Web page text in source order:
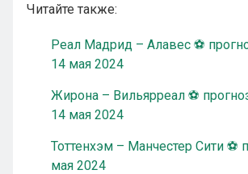
Читайте также:
Реал Мадрид – Алавес ⚽
14 мая 2024
Жирона – Вильярреал ⚽
14 мая 2024
Тоттенхэм – Манчестер Сити ⚽
мая 2024